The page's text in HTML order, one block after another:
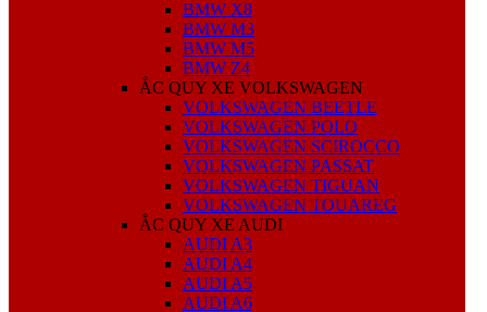
BMW X8
BMW M3
BMW M5
BMW Z4
ẮC QUY XE VOLKSWAGEN
VOLKSWAGEN BEETLE
VOLKSWAGEN POLO
VOLKSWAGEN SCIROCCO
VOLKSWAGEN PASSAT
VOLKSWAGEN TIGUAN
VOLKSWAGEN TOUAREG
ẮC QUY XE AUDI
AUDI A3
AUDI A4
AUDI A5
AUDI A6